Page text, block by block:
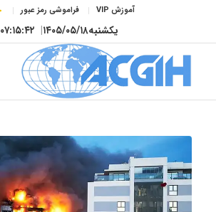
آموزش VIP فراموشی رمز عبور
یکشنبه۱۴۰۵/۰۵/۱۸| ۰۷:۱۵:۴۳